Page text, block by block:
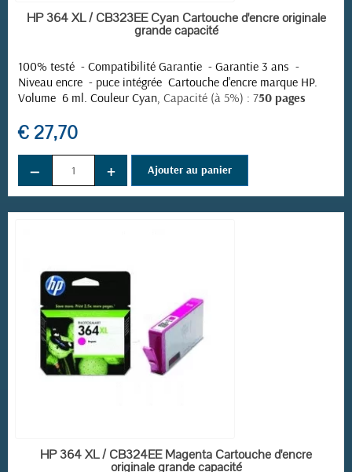
EN STOCK
HP 364 XL / CB323EE Cyan Cartouche d'encre originale
grande capacité
100% testé - Compatibilité Garantie - Garantie 3 ans -
Niveau encre - puce intégrée Cartouche d'encre marque HP.
Volume 6 ml. Couleur Cyan, Capacité (à 5%) : 750 pages
€ 27,70
− + Ajouter au panier
EN STOCK
HP 364 XL / CB324EE Magenta Cartouche d'encre
originale grande capacité